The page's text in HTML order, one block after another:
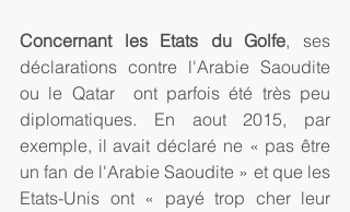
Concernant les Etats du Golfe, ses
déclarations contre l'Arabie Saoudite
ou le Qatar  ont parfois été très peu
diplomatiques. En aout 2015, par
exemple, il avait déclaré ne « pas être
un fan de l'Arabie Saoudite » et que les
Etats-Unis ont « payé trop cher leur